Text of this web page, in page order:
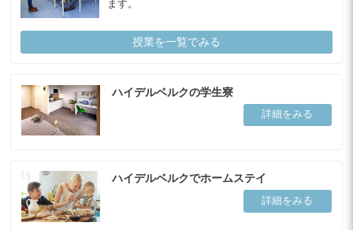
ます。
授業を一覧でみる
ハイデルベルクの学生寮
詳細をみる
ハイデルベルクでホームステイ
詳細をみる